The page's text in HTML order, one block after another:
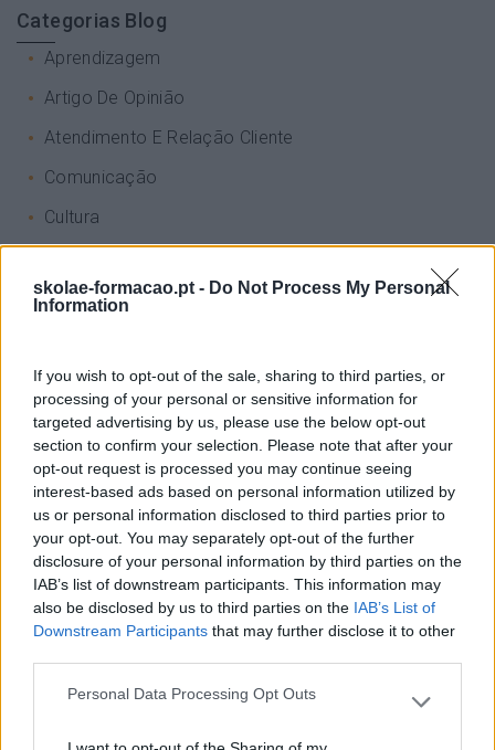
skolae-formacao.pt - Do Not Process My Personal
Information
If you wish to opt-out of the sale, sharing to third parties, or
processing of your personal or sensitive information for
targeted advertising by us, please use the below opt-out
section to confirm your selection. Please note that after your
opt-out request is processed you may continue seeing
interest-based ads based on personal information utilized by
us or personal information disclosed to third parties prior to
your opt-out. You may separately opt-out of the further
disclosure of your personal information by third parties on the
IAB’s list of downstream participants. This information may
also be disclosed by us to third parties on the IAB’s List of
Downstream Participants that may further disclose it to other
Please note that this website/app uses one or more Google
Personal Data Processing Opt Outs
Categorias Blog
Aprendizagem
Artigo De Opinião
Atendimento E Relação Cliente
Comunicação
Cultura
Desenvolvimento De Competências
Expo RH
IA
Inglês
Interculturalidade
Keep In Mind
Liderança
Mudança
Pessoas